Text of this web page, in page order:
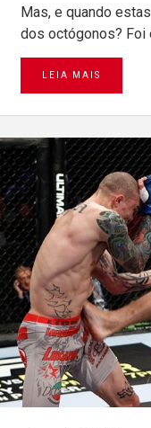
Mas, e quando
dos octógonos? Foi
LEIA MAIS